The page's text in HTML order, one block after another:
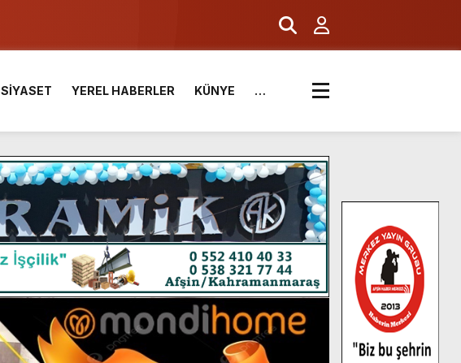
Araya Geldi.
olsun ziyareti.
yaşatılıyor.
SİYASET YEREL HABERLER KÜNYE …